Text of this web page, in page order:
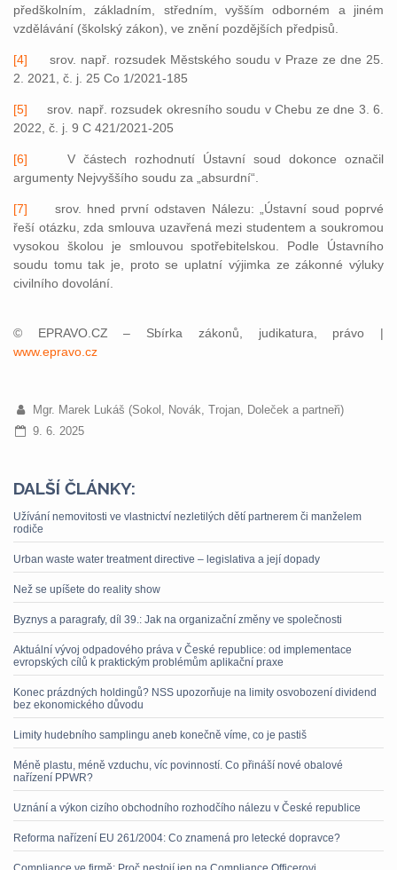
předškolním, základním, středním, vyšším odborném a jiném
vzdělávání (školský zákon), ve znění pozdějších předpisů.
[4] srov. např. rozsudek Městského soudu v Praze ze dne 25.
2. 2021, č. j. 25 Co 1/2021-185
[5] srov. např. rozsudek okresního soudu v Chebu ze dne 3. 6.
2022, č. j. 9 C 421/2021-205
[6] V částech rozhodnutí Ústavní soud dokonce označil
argumenty Nejvyššího soudu za „absurdní“.
[7] srov. hned první odstaven Nálezu: „Ústavní soud poprvé
řeší otázku, zda smlouva uzavřená mezi studentem a soukromou
vysokou školou je smlouvou spotřebitelskou. Podle Ústavního
soudu tomu tak je, proto se uplatní výjimka ze zákonné výluky
civilního dovolání.
© EPRAVO.CZ – Sbírka zákonů, judikatura, právo |
www.epravo.cz
Mgr. Marek Lukáš (Sokol, Novák, Trojan, Doleček a partneři)
9. 6. 2025
DALŠÍ ČLÁNKY:
Užívání nemovitosti ve vlastnictví nezletilých dětí partnerem či manželem
rodiče
Urban waste water treatment directive – legislativa a její dopady
Než se upíšete do reality show
Byznys a paragrafy, díl 39.: Jak na organizační změny ve společnosti
Aktuální vývoj odpadového práva v České republice: od implementace
evropských cílů k praktickým problémům aplikační praxe
Konec prázdných holdingů? NSS upozorňuje na limity osvobození dividend
bez ekonomického důvodu
Limity hudebního samplingu aneb konečně víme, co je pastiš
Méně plastu, méně vzduchu, víc povinností. Co přináší nové obalové
nařízení PPWR?
Uznání a výkon cizího obchodního rozhodčího nálezu v České republice
Reforma nařízení EU 261/2004: Co znamená pro letecké dopravce?